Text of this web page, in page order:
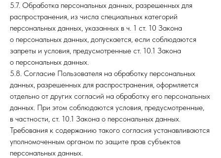
5.7. Обработка персональных данных, разрешенных для
распространения, из числа специальных категорий
персональных данных, указанных в ч. 1 ст. 10 Закона
о персональных данных, допускается, если соблюдаются
запреты и условия, предусмотренные ст. 10.1 Закона
о персональных данных.
5.8. Согласие Пользователя на обработку персональных
данных, разрешенных для распространения, оформляется
отдельно от других согласий на обработку его персональных
данных. При этом соблюдаются условия, предусмотренные,
в частности, ст. 10.1 Закона о персональных данных.
Требования к содержанию такого согласия устанавливаются
уполномоченным органом по защите прав субъектов
персональных данных.